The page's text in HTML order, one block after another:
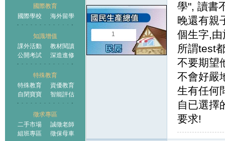
國際教育
國際學校
海外留學
知識增值
課外活動
教材閱讀
公開考試
深造進修
特殊教育
特殊教育
資優教育
自閉寶寶
智能評估
徵求專區
二手市場
誠徵老師
組班專區
徵保母車
1
學", 讀書
晚還有親
個生字,
所謂test
不要期望
不會好嚴
生有任何
自已選擇
要求!